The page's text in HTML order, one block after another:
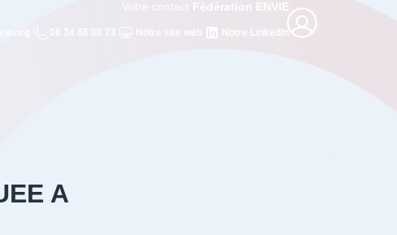
Votre contact Fédération ENVIE
Notre site web Notre LinkedIn
A